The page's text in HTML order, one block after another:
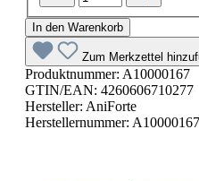
In den Warenkorb
Zum Merkzettel
Produktnummer: A10000167
GTIN/EAN: 4260606710277
Hersteller: AniForte
Herstellernummer: A10000167